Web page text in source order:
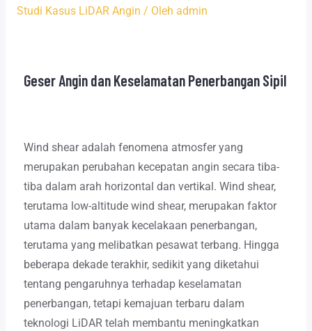
Studi Kasus LiDAR Angin / Oleh admin
Geser Angin dan Keselamatan Penerbangan Sipil
Wind shear adalah fenomena atmosfer yang
merupakan perubahan kecepatan angin secara tiba-
tiba dalam arah horizontal dan vertikal. Wind shear,
terutama low-altitude wind shear, merupakan faktor
utama dalam banyak kecelakaan penerbangan,
terutama yang melibatkan pesawat terbang. Hingga
beberapa dekade terakhir, sedikit yang diketahui
tentang pengaruhnya terhadap keselamatan
penerbangan, tetapi kemajuan terbaru dalam
teknologi LiDAR telah membantu meningkatkan